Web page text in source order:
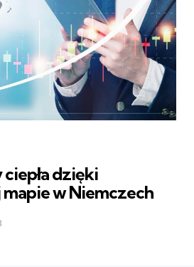
dzięki
w Niemczech